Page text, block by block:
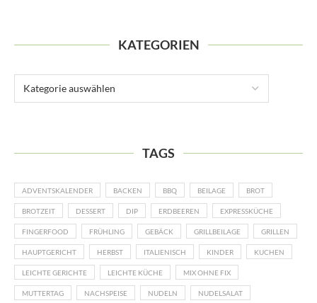
KATEGORIEN
TAGS
ADVENTSKALENDER BACKEN BBQ BEILAGE BROT
BROTZEIT DESSERT DIP ERDBEEREN EXPRESSKÜCHE
FINGERFOOD FRÜHLING GEBÄCK GRILLBEILAGE GRILLEN
HAUPTGERICHT HERBST ITALIENISCH KINDER KUCHEN
LEICHTE GERICHTE LEICHTE KÜCHE MIX OHNE FIX
MUTTERTAG NACHSPEISE NUDELN NUDELSALAT